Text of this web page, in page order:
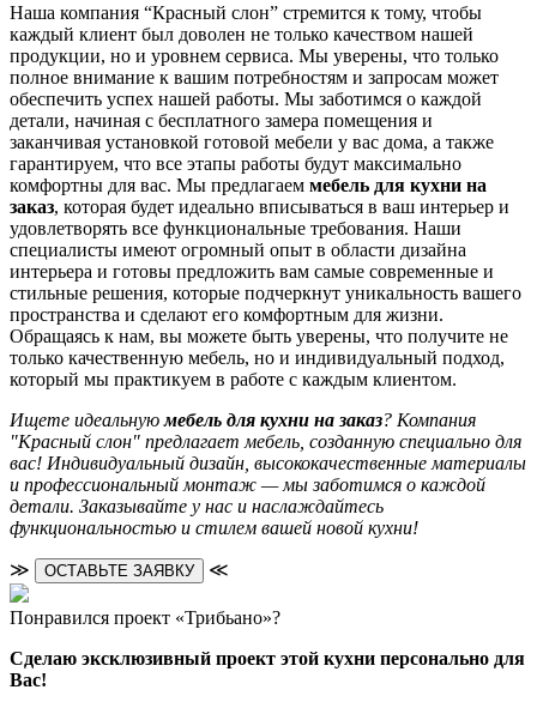
Наша компания “Красный слон” стремится к тому, чтобы
каждый клиент был доволен не только качеством нашей
продукции, но и уровнем сервиса. Мы уверены, что только
полное внимание к вашим потребностям и запросам может
обеспечить успех нашей работы. Мы заботимся о каждой
детали, начиная с бесплатного замера помещения и
заканчивая установкой готовой мебели у вас дома, а также
гарантируем, что все этапы работы будут максимально
комфортны для вас. Мы предлагаем мебель для кухни на
заказ, которая будет идеально вписываться в ваш интерьер и
удовлетворять все функциональные требования. Наши
специалисты имеют огромный опыт в области дизайна
интерьера и готовы предложить вам самые современные и
стильные решения, которые подчеркнут уникальность вашего
пространства и сделают его комфортным для жизни.
Обращаясь к нам, вы можете быть уверены, что получите не
только качественную мебель, но и индивидуальный подход,
который мы практикуем в работе с каждым клиентом.
Ищете идеальнуюмебель для кухни на заказ? Компания
"Красный слон" предлагает мебель, созданную специально для
вас! Индивидуальный дизайн, высококачественные материалы
и профессиональный монтаж — мы заботимся о каждой
детали. Заказывайте у нас и наслаждайтесь
функциональностью и стилем вашей новой кухни!
≫ ОСТАВЬТЕ ЗАЯВКУ ≪
Понравился проект «Трибьано»?
Сделаю эксклюзивный проект этой кухни персонально для
Вас!